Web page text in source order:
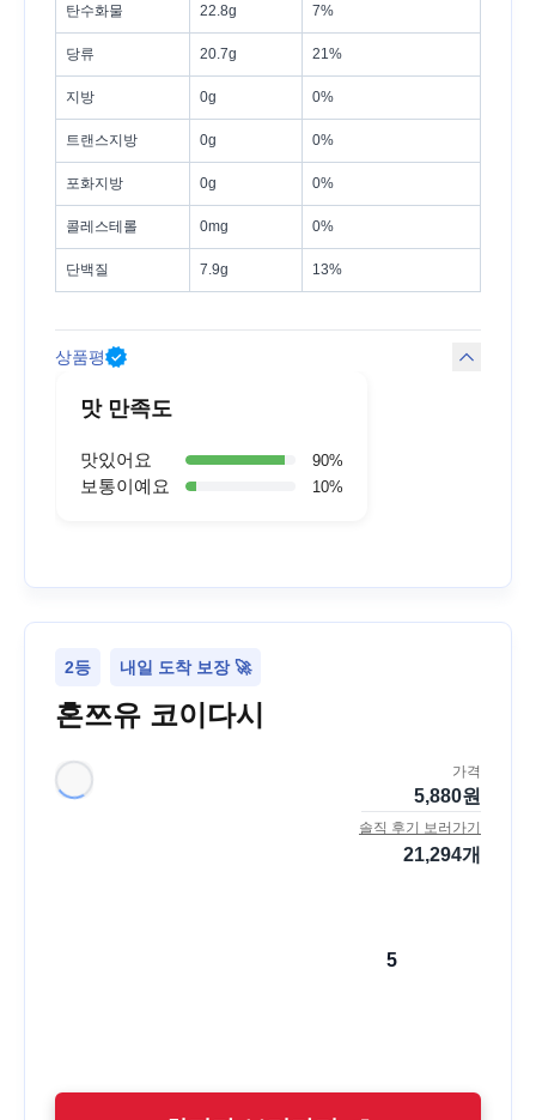
탄수화물 22.8g 7%
당류 20.7g 21%
지방 0g 0%
트랜스지방 0g 0%
포화지방 0g 0%
콜레스테롤 0mg 0%
단백질 7.9g 13%
상품평
맛 만족도
맛있어요 90%
보통이예요 10%
2등 내일 도착 보장 🚀
혼쯔유 코이다시
가격
5,880원
솔직 후기 보러가기
21,294개
5